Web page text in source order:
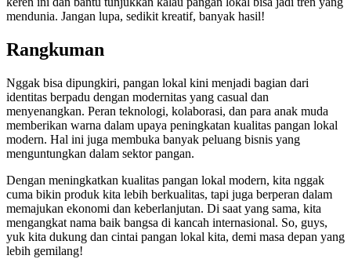
mendunia. Jangan lupa, sedikit kreatif, banyak hasil!
Rangkuman
Nggak bisa dipungkiri, pangan lokal kini menjadi bagian dari
identitas berpadu dengan modernitas yang casual dan
menyenangkan. Peran teknologi, kolaborasi, dan para anak muda
memberikan warna dalam upaya peningkatan kualitas pangan lokal
modern. Hal ini juga membuka banyak peluang bisnis yang
menguntungkan dalam sektor pangan.
Dengan meningkatkan kualitas pangan lokal modern, kita nggak
cuma bikin produk kita lebih berkualitas, tapi juga berperan dalam
memajukan ekonomi dan keberlanjutan. Di saat yang sama, kita
mengangkat nama baik bangsa di kancah internasional. So, guys,
yuk kita dukung dan cintai pangan lokal kita, demi masa depan yang
lebih gemilang!